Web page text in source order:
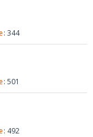
344
501
492